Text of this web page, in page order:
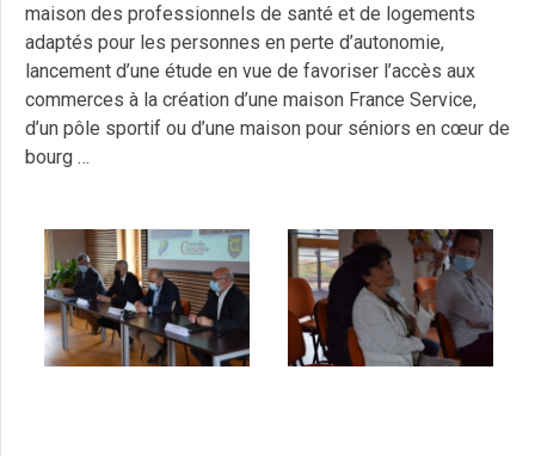
maison des professionnels de santé et de logements
adaptés pour les personnes en perte d’autonomie,
lancement d’une étude en vue de favoriser l’accès aux
commerces à la création d’une maison France Service,
d’un pôle sportif ou d’une maison pour séniors en cœur de
bourg …